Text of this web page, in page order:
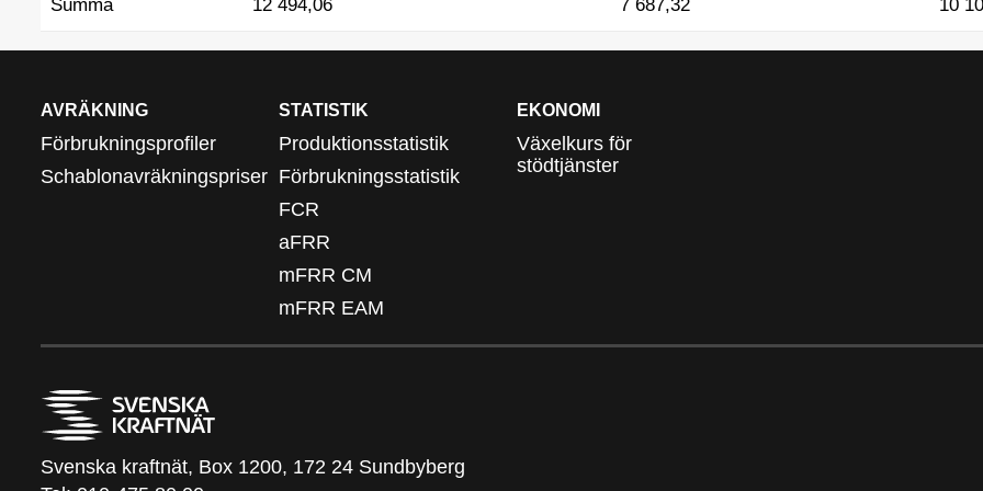
Summa 12 494,06 7 687,32 10
AVRÄKNING
Förbrukningsprofiler
Schablonavräkningspriser
STATISTIK
Produktionsstatistik
Förbrukningsstatistik
FCR
aFRR
mFRR CM
mFRR EAM
EKONOMI
Växelkurs för
stödtjänster
Svenska kraftnät, Box 1200, 172 24 Sundbyberg